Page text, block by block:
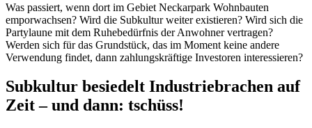
Was passiert, wenn dort im Gebiet Neckarpark Wohnbauten
emporwachsen? Wird die Subkultur weiter existieren? Wird sich die
Partylaune mit dem Ruhebedürfnis der Anwohner vertragen?
Werden sich für das Grundstück, das im Moment keine andere
Verwendung findet, dann zahlungskräftige Investoren interessieren?
Subkultur besiedelt Industriebrachen auf
Zeit – und dann: tschüss!